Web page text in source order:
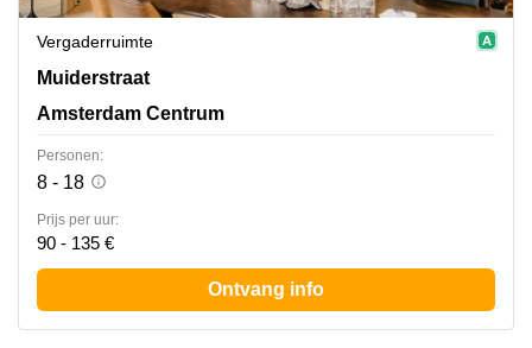
Vergaderruimte
Muiderstraat 1, Amsterdam Centrum
Muiderstraat
Amsterdam Centrum
Personen:
8 - 18
Prijs per uur:
90 - 135 €
Ontvang info